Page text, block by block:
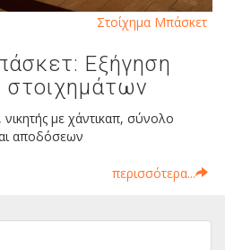
Εξήγηση
με χάντικαπ, σύνολο
αποδόσεων
περισσότερα...
Στοίχημα Μπάσκετ